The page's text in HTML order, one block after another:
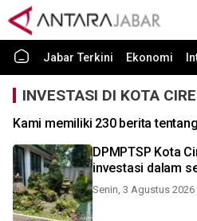
Jabar Terkini Ekonomi
INVESTASI DI KOTA
Kami memiliki 230 berita
DPMPTSP Kota
investasi dalam
Senin, 3 Agustus 2026